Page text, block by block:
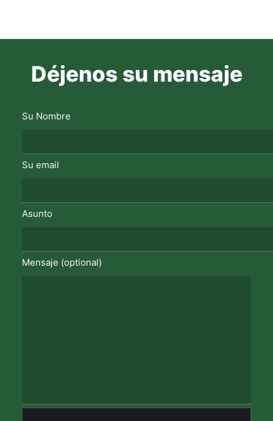
Déjenos su mensaje
Su Nombre
Su email
Asunto
Mensaje (optional)